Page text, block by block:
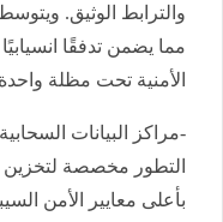
والترابط الوثيق.
مما يضمن تدفقًا
الأمنية تحت مظلة
-مراكز البيانات
التطور مخصصة لتخزين
بأعلى معايير الأمن